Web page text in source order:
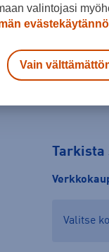
Valitse
valintojasi
Vain